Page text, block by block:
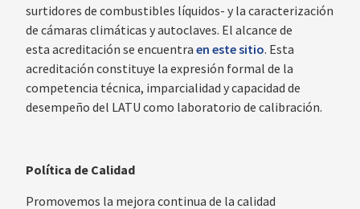
surtidores de combustibles líquidos- y la caracterización
de cámaras climáticas y autoclaves. El alcance de
esta acreditación se encuentra en este sitio. Esta
acreditación constituye la expresión formal de la
competencia técnica, imparcialidad y capacidad de
desempeño del LATU como laboratorio de calibración.
Política de Calidad
Promovemos la mejora continua de la calidad